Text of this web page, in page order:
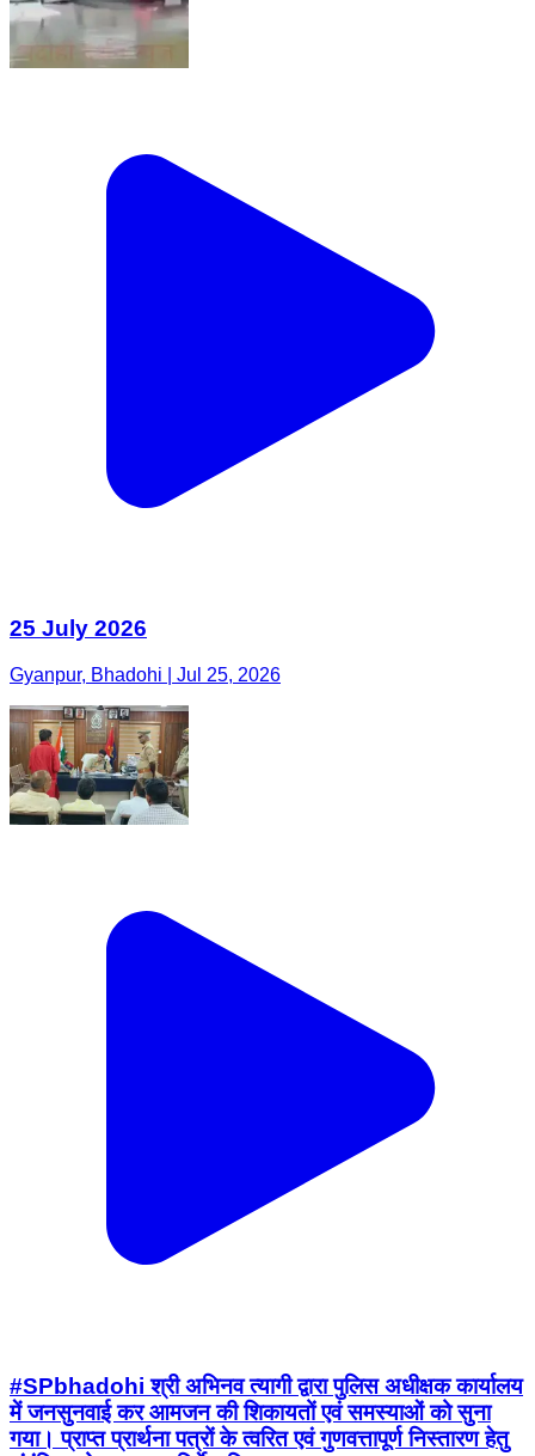
25 July 2026
Gyanpur, Bhadohi | Jul 25, 2026
#SPbhadohi श्री अभिनव त्यागी द्वारा पुलिस अधीक्षक कार्यालय
में जनसुनवाई कर आमजन की शिकायतों एवं समस्याओं को सुना
गया। प्राप्त प्रार्थना पत्रों के त्वरित एवं गुणवत्तापूर्ण निस्तारण हेतु